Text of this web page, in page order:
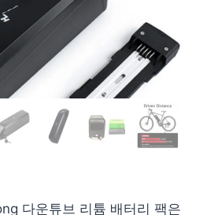
다운튜브 리튬 배터리 팩은